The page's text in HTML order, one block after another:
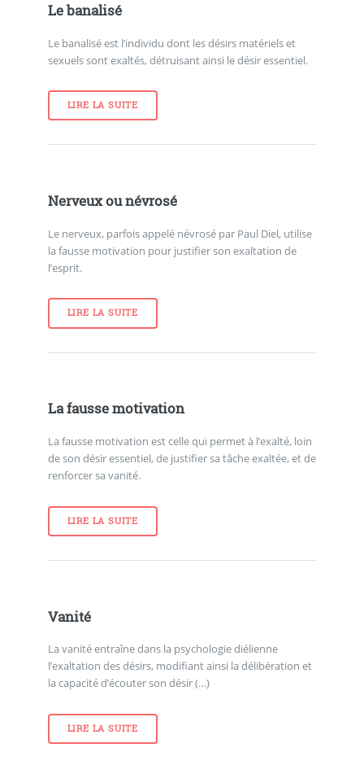
Le banalisé
Le banalisé est l’individu dont les désirs matériels et
sexuels sont exaltés, détruisant ainsi le désir essentiel.
LIRE LA SUITE
Nerveux ou névrosé
Le nerveux, parfois appelé névrosé par Paul Diel, utilise
la fausse motivation pour justifier son exaltation de
l’esprit.
LIRE LA SUITE
La fausse motivation
La fausse motivation est celle qui permet à l’exalté, loin
de son désir essentiel, de justifier sa tâche exaltée, et de
renforcer sa vanité.
LIRE LA SUITE
Vanité
La vanité entraîne dans la psychologie diélienne
l’exaltation des désirs, modifiant ainsi la délibération et
la capacité d’écouter son désir (…)
LIRE LA SUITE